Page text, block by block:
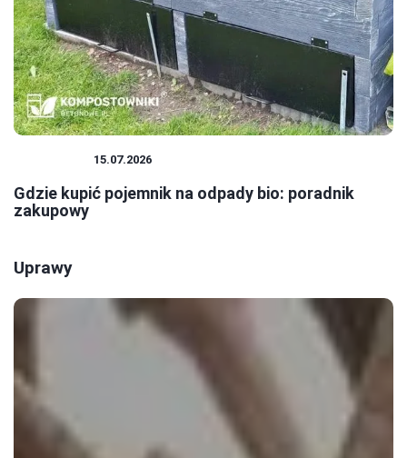
15.07.2026
Gdzie kupić pojemnik na odpady bio: poradnik
zakupowy
Uprawy